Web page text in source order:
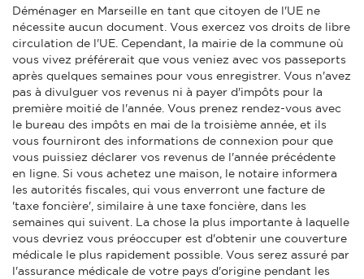
Déménager en Marseille en tant que citoyen de l'UE ne
nécessite aucun document. Vous exercez vos droits de libre
circulation de l'UE. Cependant, la mairie de la commune où
vous vivez préférerait que vous veniez avec vos passeports
après quelques semaines pour vous enregistrer. Vous n'avez
pas à divulguer vos revenus ni à payer d'impôts pour la
première moitié de l'année. Vous prenez rendez-vous avec
le bureau des impôts en mai de la troisième année, et ils
vous fourniront des informations de connexion pour que
vous puissiez déclarer vos revenus de l'année précédente
en ligne. Si vous achetez une maison, le notaire informera
les autorités fiscales, qui vous enverront une facture de
'taxe foncière', similaire à une taxe foncière, dans les
semaines qui suivent. La chose la plus importante à laquelle
vous devriez vous préoccuper est d'obtenir une couverture
médicale le plus rapidement possible. Vous serez assuré par
l'assurance médicale de votre pays d'origine pendant les